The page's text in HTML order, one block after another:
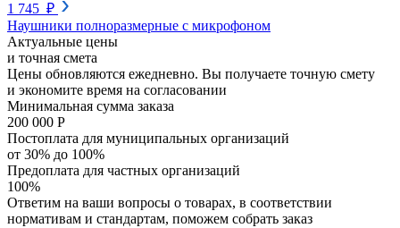
1 745 ₽
Наушники полноразмерные с микрофоном
Актуальные цены
и точная смета
Цены обновляются ежедневно. Вы получаете точную смету
и экономите время на согласовании
Минимальная сумма заказа
200 000 Р
Постоплата для муниципальных организаций
от 30% до 100%
Предоплата для частных организаций
100%
Ответим на ваши вопросы о товарах, в соответствии
нормативам и стандартам, поможем собрать заказ